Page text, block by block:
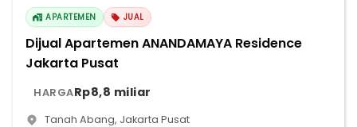
APARTEMEN JUAL
Dijual Apartemen ANANDAMAYA Residence
Jakarta Pusat
HARGARp8,8 miliar
Tanah Abang, Jakarta Pusat